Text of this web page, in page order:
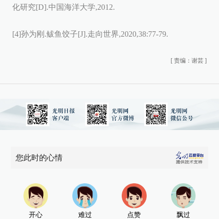
化研究[D].中国海洋大学,2012.
[4]孙为刚.鲅鱼饺子[J].走向世界,2020,38:77-79.
[ 责编：谢芸 ]
您此时的心情
开心 难过 点赞 飘过